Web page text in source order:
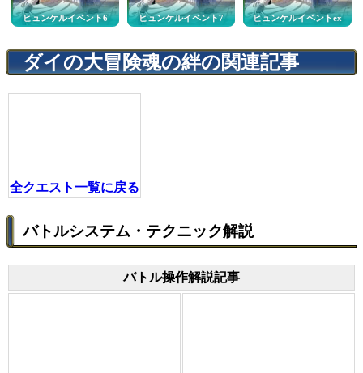
ヒュンケルイベント6 ヒュンケルイベント7 ヒュンケルイベントex
ダイの大冒険魂の絆の関連記事
全クエスト一覧に戻る
バトルシステム・テクニック解説
バトル操作解説記事